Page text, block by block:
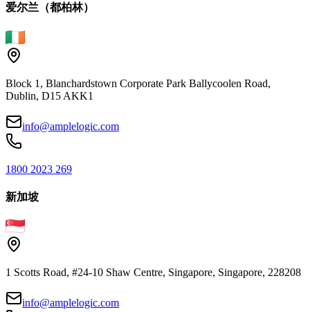
爱尔兰（都柏林）
Block 1, Blanchardstown Corporate Park Ballycoolen Road,
Dublin, D15 AKK1
info@amplelogic.com
1800 2023 269
新加坡
1 Scotts Road, #24-10 Shaw Centre, Singapore, Singapore, 228208
info@amplelogic.com